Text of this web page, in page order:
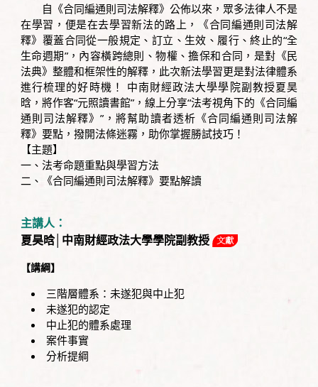
自《合同編通則司法解釋》公佈以來，眾多法律人不是
在學習，便是在去學習新法的路上，《合同編通則司法解
釋》覆蓋合同從一般規定、訂立、生效、履行、終止的“全
生命週期”，內容橫跨總則、物權、擔保和合同，是對《民
法典》整體和框架性的解釋，此次新法學習更是對法律體系
進行梳理的好時機！ 中南財經政法大學學院副教授夏昊
晗，將作客“元照讀書館”，線上分享“法考視角下的《合同編
通則司法解釋》”，將幫助讀者透析《合同編通則司法解
釋》要點，撥開法條迷霧，助你掌握勝試技巧！
【主題】
一、法考命題重點與學習方法
二、《合同編通則司法解釋》要點解讀
主講人：
夏昊晗│中南財經政法大學學院副教授
【講綱】
三階層體系：未遂犯與中止犯
未遂犯的認定
中止犯的體系處理
案件事實
分析提綱